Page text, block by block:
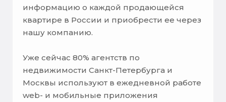
информацию о каждой продающейся
квартире в России и приобрести ее через
нашу компанию.
Уже сейчас 80% агентств по
недвижимости Санкт-Петербурга и
Москвы используют в ежедневной работе
web- и мобильные приложения